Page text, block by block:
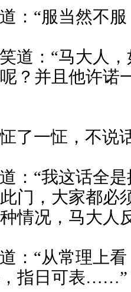
：“服当然不服
道：“马大人
？并且他许诺
了一怔，不说
：“我这话全
门，大家都必
情况，马大人
：“从常理上
，指日可表……”